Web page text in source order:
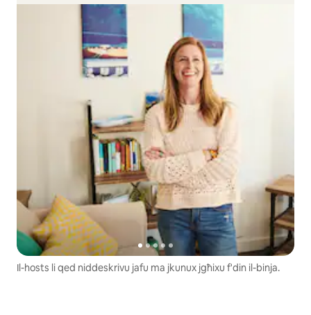
Il-hosts li qed niddeskrivu jafu ma jkunux jgħixu f'din il-binja.